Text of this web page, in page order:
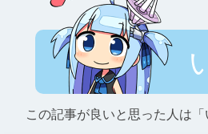
この記事が良いと思った人は「